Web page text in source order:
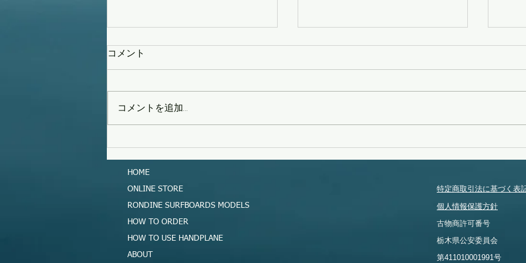
コメント
コメントを追加…
HOME
ONLINE STORE
RONDINE SURFBOARDS MODELS
HOW TO ORDER
HOW TO USE HANDPLANE
ABOUT
特定商取引法に基づく表
個人情報保護方針
​古物商許可番号
​栃木県公安委員会
​第411010001991号